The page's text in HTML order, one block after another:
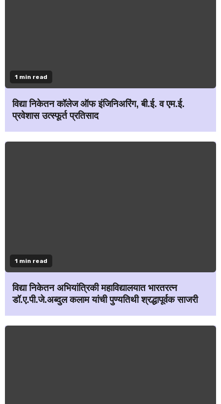
1 min read
विद्या निकेतन कॉलेज ऑफ इंजिनिअरिंग, बी.ई. व एम.ई.
प्रवेशास उत्स्फूर्त प्रतिसाद
1 min read
विद्या निकेतन अभियांत्रिकी महाविद्यालयात भारतरत्न
डॉ.ए.पी.जे.अब्दुल कलाम यांची पुण्यतिथी श्रद्धापूर्वक साजरी